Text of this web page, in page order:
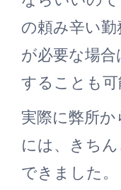
の頼み辛い
が必要な場合
することも可
実際に弊所
には、きち
できました。